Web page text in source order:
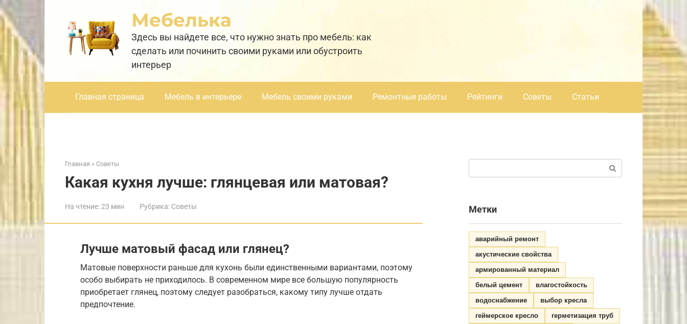
Перейти
к
контенту
Мебелька
Здесь вы найдете все, что нужно знать про мебель: как
сделать или починить своими руками или обустроить
интерьер
Главная страница Мебель в интерьере Мебель своими руками Ремонтные работы Рейтинги Советы Статьи
Главная » Советы
Какая кухня лучше: глянцевая или матовая?
На чтение:23 мин Рубрика: Советы
Лучше матовый фасад или глянец?
Матовые поверхности раньше для кухонь были единственными вариантами, поэтому
особо выбирать не приходилось. В современном мире все большую популярность
приобретает глянец, поэтому следует разобраться, какому типу лучше отдать
предпочтение.
Метки
аварийный ремонт
акустические свойства
армированный материал
белый цемент
влагостойкость
водоснабжение
выбор кресла
геймерское кресло
герметизация труб